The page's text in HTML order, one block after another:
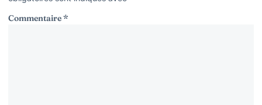
Commentaire*